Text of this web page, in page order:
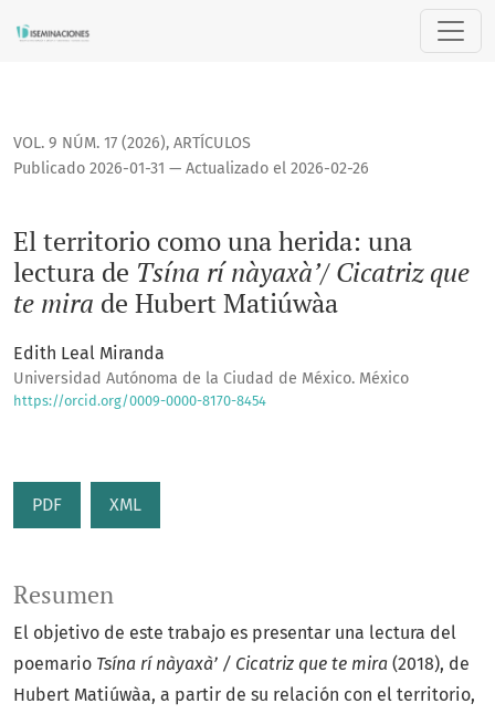
El territorio como una herida: una lectura de <i>Tsína rí
VOL. 9 NÚM. 17 (2026), ARTÍCULOS
El territorio como una herida: una
lectura de Tsína rí nàyaxà’/ Cicatriz que
te mira de Hubert Matiúwàa
Publicado 2026-01-31 — Actualizado el 2026-02-26
Edith Leal Miranda
Universidad Autónoma de la Ciudad de México. México
https://orcid.org/0009-0000-8170-8454
PDF XML
Resumen
El objetivo de este trabajo es presentar una lectura del
poemario Tsína rí nàyaxà’ / Cicatriz que te mira (2018), de
Hubert Matiúwàa, a partir de su relación con el territorio,